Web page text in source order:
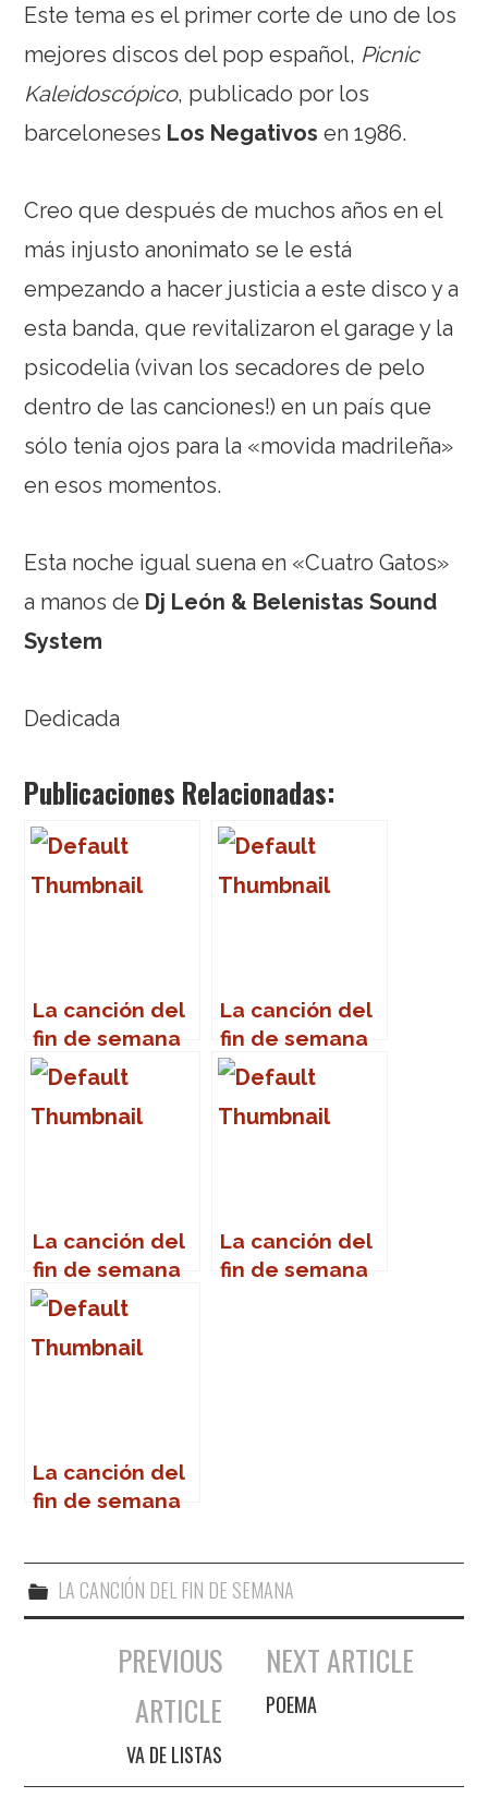
Este tema es el primer corte de uno de los
mejores discos del pop español, Picnic
Kaleidoscópico, publicado por los
barceloneses Los Negativos en 1986.
Creo que después de muchos años en el
más injusto anonimato se le está
empezando a hacer justicia a este disco y a
esta banda, que revitalizaron el garage y la
psicodelia (vivan los secadores de pelo
dentro de las canciones!) en un país que
sólo tenía ojos para la «movida madrileña»
en esos momentos.
Esta noche igual suena en «Cuatro Gatos»
a manos de Dj León & Belenistas Sound
System
Dedicada
Publicaciones Relacionadas:
La canción del
fin de semana
La canción del
fin de semana
La canción del
fin de semana
La canción del
fin de semana
La canción del
fin de semana
LA CANCIÓN DEL FIN DE SEMANA
Navegación de entradas
PREVIOUS
ARTICLE
VA DE LISTAS
NEXT ARTICLE
POEMA